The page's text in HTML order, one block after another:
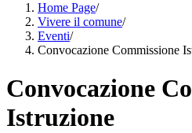
Home Page/
Vivere il comune/
Eventi/
Convocazione Commissione
Convocazione
Istruzione